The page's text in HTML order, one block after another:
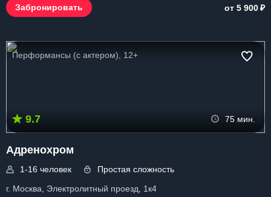
Забронировать от 5 900₽
Перформансы (с актером), 12+
9.7 75 мин.
Адренохром
1-16 человек
Простая сложность
г. Москва, Электролитный проезд, 1к4